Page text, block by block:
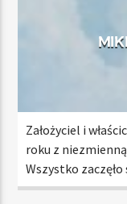
Założyciel i
roku z
Wszystko
czymś więcej niż